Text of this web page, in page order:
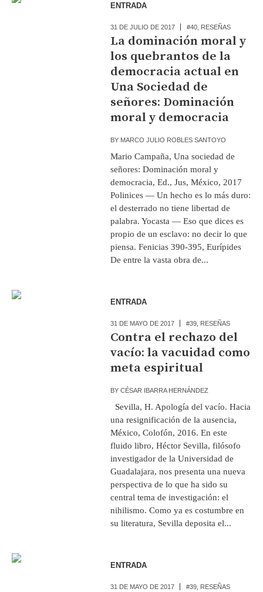
ENTRADA
31 DE JULIO DE 2017 #40 RESEÑAS
La dominación moral y
los quebrantos de la
democracia actual en
Una Sociedad de
señores: Dominación
moral y democracia
BY MARCO JULIO ROBLES SANTOYO
Mario Campaña, Una sociedad de
señores: Dominación moral y
democracia, Ed., Jus, México, 2017
Polinices — Un hecho es lo más duro:
el desterrado no tiene libertad de
palabra. Yocasta — Eso que dices es
propio de un esclavo: no decir lo que
piensa. Fenicias 390-395, Eurípides
De entre la vasta obra de...
ENTRADA
31 DE MAYO DE 2017 #39 RESEÑAS
Contra el rechazo del
vacío: la vacuidad como
meta espiritual
BYCÉSAR IBARRA HERNÁNDEZ
Sevilla, H. Apología del vacío. Hacia
una resignificación de la ausencia,
México, Colofón, 2016. En este
fluido libro, Héctor Sevilla, filósofo
investigador de la Universidad de
Guadalajara, nos presenta una nueva
perspectiva de lo que ha sido su
central tema de investigación: el
nihilismo. Como ya es costumbre en
su literatura, Sevilla deposita el...
ENTRADA
31 DE MAYO DE 2017 #39 RESEÑAS